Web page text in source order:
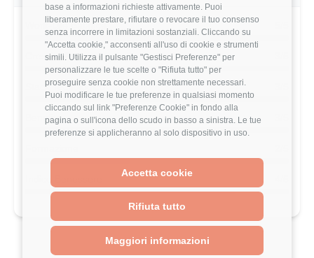
base a informazioni richieste attivamente. Puoi
liberamente prestare, rifiutare o revocare il tuo consenso
senza incorrere in limitazioni sostanziali. Cliccando su
"Accetta cookie," acconsenti all'uso di cookie e strumenti
simili. Utilizza il pulsante "Gestisci Preferenze" per
personalizzare le tue scelte o "Rifiuta tutto" per
proseguire senza cookie non strettamente necessari.
Puoi modificare le tue preferenze in qualsiasi momento
cliccando sul link "Preferenze Cookie" in fondo alla
pagina o sull'icona dello scudo in basso a sinistra. Le tue
preferenze si applicheranno al solo dispositivo in uso.
Accetta cookie
Rifiuta tutto
Maggiori informazioni
Work-Life Balance
Crescita Professionale
Stack Tecnologico
Benefits